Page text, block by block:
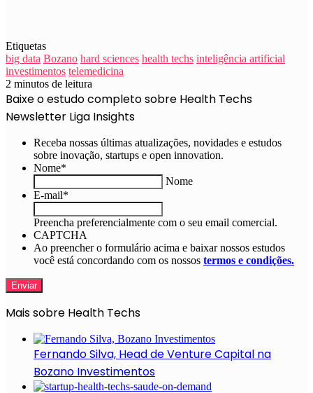
Etiquetas
big data Bozano hard sciences health techs inteligência artificial
investimentos telemedicina
2 minutos de leitura
Baixe o estudo completo sobre Health Techs
Newsletter Liga Insights
Receba nossas últimas atualizações, novidades e estudos
sobre inovação, startups e open innovation.
Nome*
Nome
E-mail*
Preencha preferencialmente com o seu email comercial.
CAPTCHA
Ao preencher o formulário acima e baixar nossos estudos
você está concordando com os nossos termos e condições.
Mais sobre Health Techs
Fernando Silva, Head de Venture Capital na
Bozano Investimentos